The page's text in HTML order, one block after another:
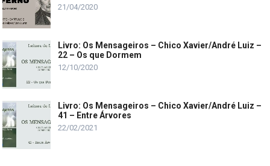
21/04/2020
Livro: Os Mensageiros – Chico Xavier/André Luiz –
22 – Os que Dormem
12/10/2020
Livro: Os Mensageiros – Chico Xavier/André Luiz –
41 – Entre Árvores
22/02/2021